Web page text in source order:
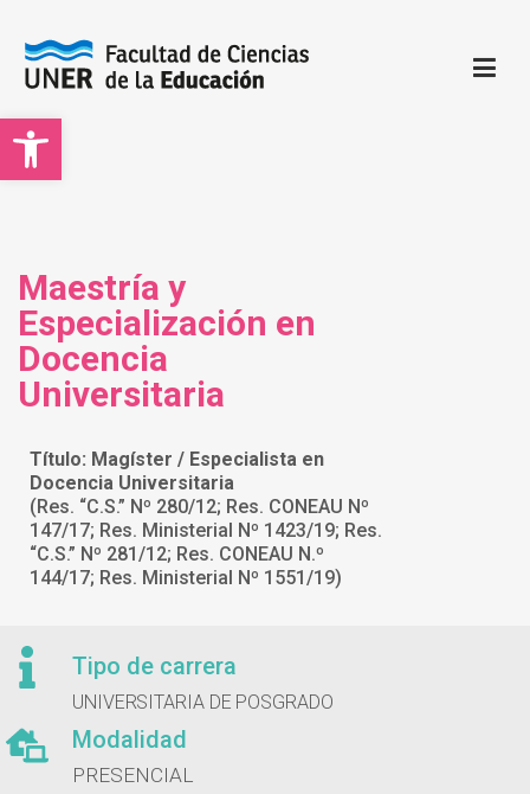
Open toolbar
Facultad de Ciencias de la Educación | UNER
Sitio oficial de la Facultad de Ciencias de la Educación
Maestría y
Especialización en
Docencia
Universitaria
Título: Magíster / Especialista en
Docencia Universitaria
(Res. “C.S.” Nº 280/12; Res. CONEAU Nº
147/17; Res. Ministerial Nº 1423/19; Res.
“C.S.” Nº 281/12; Res. CONEAU N.º
144/17; Res. Ministerial Nº 1551/19)
Tipo de carrera
UNIVERSITARIA DE POSGRADO
Modalidad
PRESENCIAL